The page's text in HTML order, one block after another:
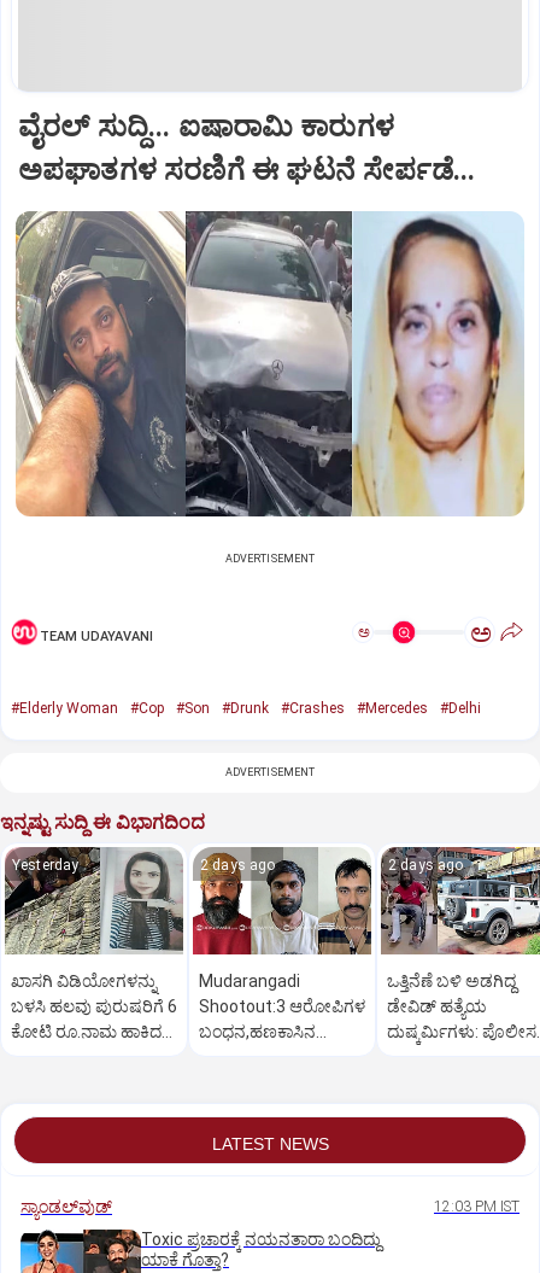
ವೈರಲ್ ಸುದ್ದಿ... ಐಷಾರಾಮಿ ಕಾರುಗಳ
ಅಪಘಾತಗಳ ಸರಣಿಗೆ ಈ ಘಟನೆ ಸೇರ್ಪಡೆ...
ADVERTISEMENT
TEAM UDAYAVANI ಅ ಅ
#Elderly Woman #Cop #Son #Drunk #Crashes #Mercedes #Delhi
ADVERTISEMENT
ಇನ್ನಷ್ಟು ಸುದ್ದಿ ಈ ವಿಭಾಗದಿಂದ
Yesterday
ಖಾಸಗಿ ವಿಡಿಯೋಗಳನ್ನು
ಬಳಸಿ ಹಲವು ಪುರುಷರಿಗೆ 6
ಕೋಟಿ ರೂ.ನಾಮ ಹಾಕಿದ
2 days ago
Mudarangadi
Shootout:‌3 ಆರೋಪಿಗಳ
ಬಂಧನ,ಹಣಕಾಸಿನ
2 days ago
ಒತ್ತಿನೆಣೆ ಬಳಿ ಅಡಗಿದ್ದ
ಡೇವಿಡ್‌ ಹತ್ಯೆಯ
ದುಷ್ಕರ್ಮಿಗಳು:
LATEST NEWS
ಸ್ಯಾಂಡಲ್‌ವುಡ್‌ 12:03 PM IST
Toxic ಪ್ರಚಾರಕ್ಕೆ ನಯನತಾರಾ ಬಂದಿದ್ದು
ಯಾಕೆ ಗೊತ್ತಾ?